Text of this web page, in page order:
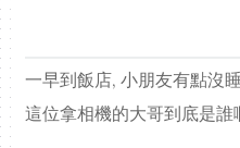
一早到飯店, 小朋友有點沒
這位拿相機的大哥到底是誰